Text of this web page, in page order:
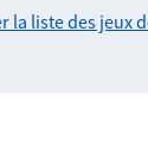
la liste des jeux